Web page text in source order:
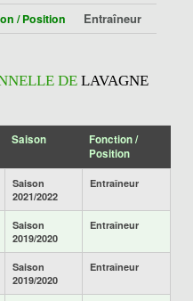
/ Position Entraîneur
DE LAVAGNE
Saison
Fonction /
Position
Saison
2021/2022
Entraîneur
Saison
2019/2020
Entraîneur
Saison
2019/2020
Entraîneur